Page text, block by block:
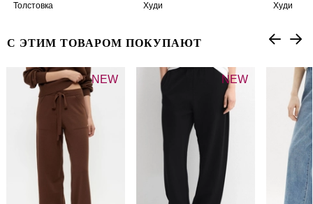
Толстовка
Худи
Худи
С ЭТИМ ТОВАРОМ ПОКУПАЮТ
NEW NEW